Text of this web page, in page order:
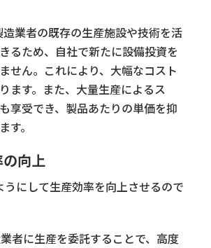
業者の既存の生産施設や技術を活
るため、自社で新たに設備投資を
せん。これにより、大幅なコスト
ます。また、大量生産によるス
享受でき、製品あたりの単価を抑
す。
向上
うにして生産効率を向上させるので
者に生産を委託することで、高度